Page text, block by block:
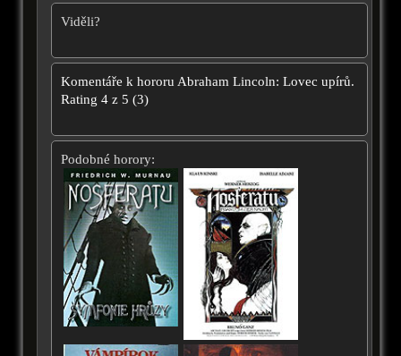
Viděli?
Komentáře k hororu Abraham Lincoln: Lovec upírů.
Rating 4 z 5 (3)
Podobné horory: